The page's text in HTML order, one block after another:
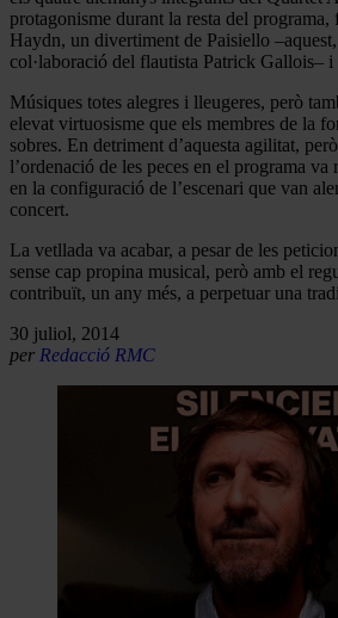
protagonisme durant la resta del
Haydn, un divertiment de Paisiello
col·laboració del flautista Patrick Gallois–
Músiques totes alegres i lleugeres, però
elevat virtuosisme que els membres de la
sobres. En detriment d’aquesta agilitat,
l’ordenació de les peces en el programa
en la configuració de l’escenari que van
concert.
La vetllada va acabar, a pesar de les
sense cap propina musical, però amb el
contribuït, un any més, a perpetuar una
30 juliol, 2014
per Redacció RMC